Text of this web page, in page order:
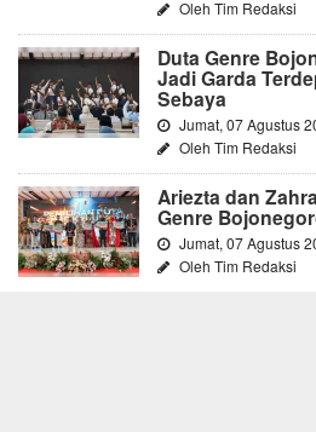
Oleh Tim Redaksi
Duta Genre
Jadi Garda
Sebaya
Jumat, 07 Agustus
Oleh Tim Redaksi
Ariezta dan
Genre
Jumat, 07 Agustus
Oleh Tim Redaksi